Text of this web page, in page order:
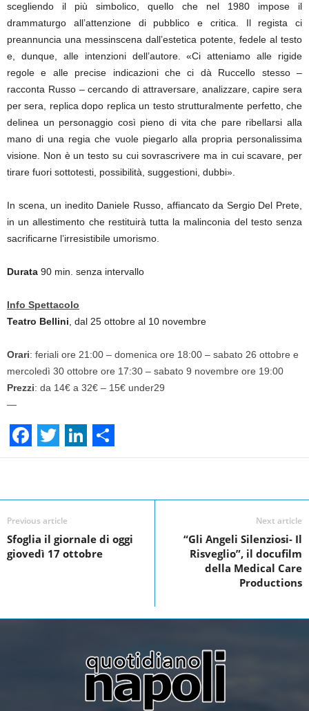
scegliendo il più simbolico, quello che nel 1980 impose il
drammaturgo all’attenzione di pubblico e critica. Il regista ci
preannuncia una messinscena dall’estetica potente, fedele al testo
e, dunque, alle intenzioni dell’autore. «Ci atteniamo alle rigide
regole e alle precise indicazioni che ci dà Ruccello stesso –
racconta Russo – cercando di attraversare, analizzare, capire sera
per sera, replica dopo replica un testo strutturalmente perfetto, che
delinea un personaggio così pieno di vita che pare ribellarsi alla
mano di una regia che vuole piegarlo alla propria personalissima
visione. Non è un testo su cui sovrascrivere ma in cui scavare, per
tirare fuori sottotesti, possibilità, suggestioni, dubbi».
In scena, un inedito Daniele Russo, affiancato da Sergio Del Prete,
in un allestimento che restituirà tutta la malinconia del testo senza
sacrificarne l’irresistibile umorismo.
Durata 90 min. senza intervallo
Info Spettacolo
Teatro Bellini , dal 25 ottobre al 10 novembre
Orari: feriali ore 21:00 – domenica ore 18:00 – sabato 26 ottobre e
mercoledì 30 ottobre ore 17:30 – sabato 9 novembre ore 19:00
Prezzi: da 14€ a 32€ – 15€ under29
—
F
c
e
b
o
k
T
i
t
t
L
n
k
e
n
S
a
e
Previous article
Sfoglia il giornale di oggi
giovedì 17 ottobre
Next article
“Gli Angeli Silenziosi- Il
Risveglio”, il docufilm
della Medical Care
Productions